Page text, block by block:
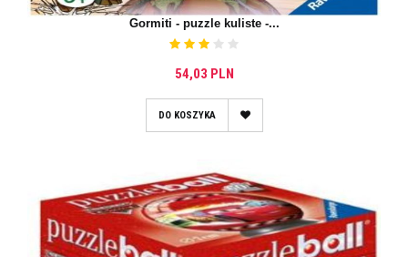
Gormiti - puzzle kuliste -...
54,03 PLN
DO KOSZYKA